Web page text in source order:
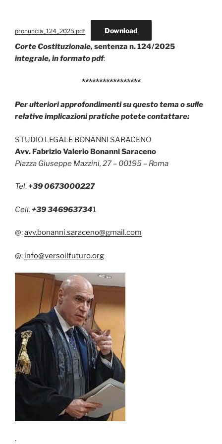
pronuncia_124_2025.pdf Download
Corte Costituzionale, sentenza n. 124/2025
integrale, in formato pdf:
*****************
Per ulteriori approfondimenti su questo tema o sulle
relative implicazioni pratiche potete contattare:
STUDIO LEGALE BONANNI SARACENO
Avv. Fabrizio Valerio Bonanni Saraceno
Piazza Giuseppe Mazzini, 27 – 00195 – Roma
Tel.+39 0673000227
Cell. +39 3469637341
@:avv.bonanni.saraceno@gmail.com
@: info@versoilfuturo.org
.